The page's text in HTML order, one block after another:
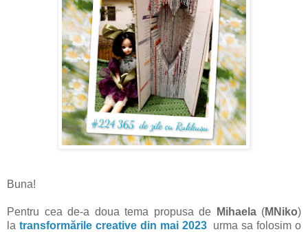
Buna!
Pentru cea de-a doua tema propusa de Mihaela(MNiko)
la transformările creative din mai 2023 urma sa folosim o